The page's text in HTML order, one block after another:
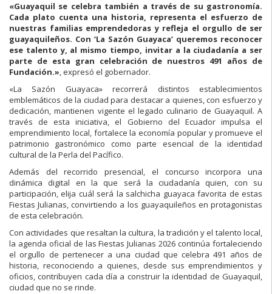
«Guayaquil se celebra también a través de su gastronomía.
Cada plato cuenta una historia, representa el esfuerzo de
nuestras familias emprendedoras y refleja el orgullo de ser
guayaquileños. Con ‘La Sazón Guayaca’ queremos reconocer
ese talento y, al mismo tiempo, invitar a la ciudadanía a ser
parte de esta gran celebración de nuestros 491 años de
Fundación.», expresó el gobernador.
«La Sazón Guayaca» recorrerá distintos establecimientos
emblemáticos de la ciudad para destacar a quienes, con esfuerzo y
dedicación, mantienen vigente el legado culinario de Guayaquil. A
través de esta iniciativa, el Gobierno del Ecuador impulsa el
emprendimiento local, fortalece la economía popular y promueve el
patrimonio gastronómico como parte esencial de la identidad
cultural de la Perla del Pacífico.
Además del recorrido presencial, el concurso incorpora una
dinámica digital en la que será la ciudadanía quien, con su
participación, elija cuál será la salchicha guayaca favorita de estas
Fiestas Julianas, convirtiendo a los guayaquileños en protagonistas
de esta celebración.
Con actividades que resaltan la cultura, la tradición y el talento local,
la agenda oficial de las Fiestas Julianas 2026 continúa fortaleciendo
el orgullo de pertenecer a una ciudad que celebra 491 años de
historia, reconociendo a quienes, desde sus emprendimientos y
oficios, contribuyen cada día a construir la identidad de Guayaquil,
ciudad que no se rinde.